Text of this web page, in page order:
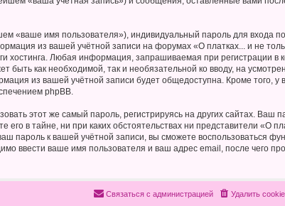
«ваше имя пользователя»), индивидуальный пароль для входа
из вашей учётной записи на форумах «О платках... и не
Любая информация, запрашиваемая при регистрации в
быть как необходимой, так и необязательной ко вводу, на
из вашей учётной записи будет общедоступна. Кроме того, у
phpBB.
этот же самый пароль, регистрируясь на других сайтах. Ваш
в тайне, ни при каких обстоятельствах ни представители «О
пароль к вашей учётной записи, вы сможете воспользоваться
ввести ваше имя пользователя и ваш адрес email, после чего
Удалить
Связаться с администрацией